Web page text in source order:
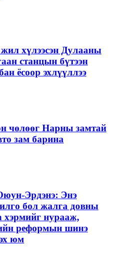
хүлээсэн Дулааны
станцын бүтээн
ёсоор эхлүүллээ
чөлөөг Нарны замтай
зам барина
Эрдэнэ: Энэ
бол жалга довны
хэрмийг нурааж,
реформын шинэ
юм